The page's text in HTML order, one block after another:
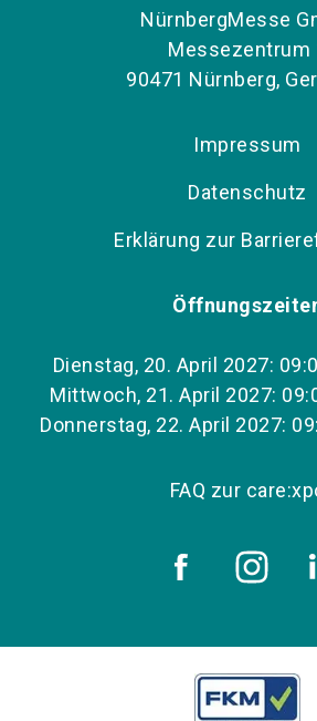
NürnbergMesse
Messezentrum
90471 Nürnberg,
Impressum
Datenschutz
Erklärung zur
Dienstag, 20. April 2027:
Mittwoch, 21. April 2027:
Donnerstag, 22. April 2027:
FAQ zur